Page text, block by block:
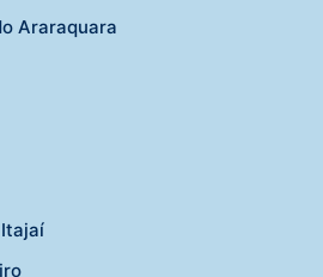
Araraquara